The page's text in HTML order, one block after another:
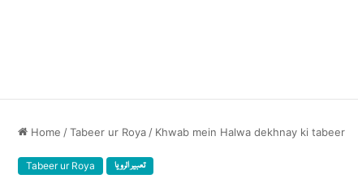
Home /Tabeer ur Roya / Khwab mein Halwa dekhnay ki tabeer
Tabeer ur Roya تعبیر الرویا